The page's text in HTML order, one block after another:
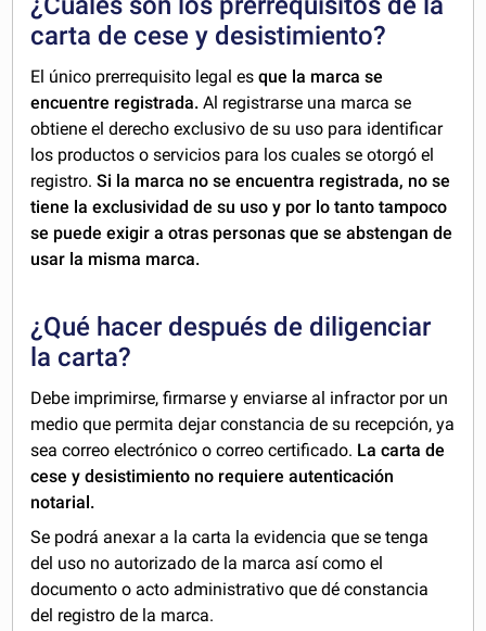
carta de cese y desistimiento?
El único prerrequisito legal esque la marca se
encuentre registrada. Al registrarse una marca se
obtiene el derecho exclusivo de su uso para identificar
los productos o servicios para los cuales se otorgó el
registro.Si la marca no se encuentra registrada, no se
tiene la exclusividad de su uso y por lo tanto tampoco
se puede exigir a otras personas que se abstengan de
usar la misma marca.
¿Qué hacer después de diligenciar
la carta?
Debe imprimirse, firmarse y enviarse al infractor por un
medio que permita dejar constancia de su recepción, ya
sea correo electrónico o correo certificado. La carta de
cese y desistimiento no requiere autenticación
notarial.
Se podrá anexar a la carta la evidencia que se tenga
del uso no autorizado de la marca así como el
documento o acto administrativo que dé constancia
del registro de la marca.